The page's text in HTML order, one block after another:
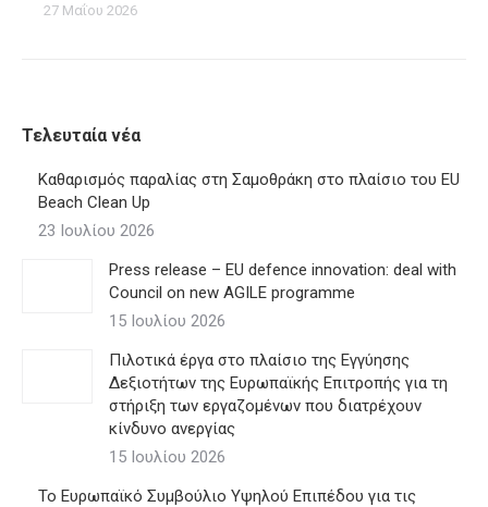
27 Μαΐου 2026
Τελευταία νέα
Καθαρισμός παραλίας στη Σαμοθράκη στο πλαίσιο του EU
Beach Clean Up
23 Ιουλίου 2026
Press release – EU defence innovation: deal with
Council on new AGILE programme
15 Ιουλίου 2026
Πιλοτικά έργα στο πλαίσιο της Εγγύησης
Δεξιοτήτων της Ευρωπαϊκής Επιτροπής για τη
στήριξη των εργαζομένων που διατρέχουν
κίνδυνο ανεργίας
15 Ιουλίου 2026
Το Ευρωπαϊκό Συμβούλιο Υψηλού Επιπέδου για τις